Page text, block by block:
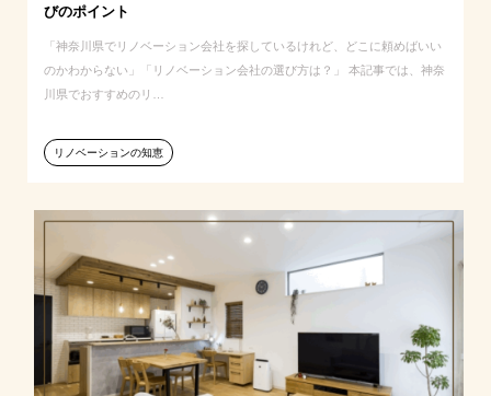
びのポイント
「神奈川県でリノベーション会社を探しているけれど、どこに頼めばいい
のかわからない」「リノベーション会社の選び方は？」 本記事では、神奈
川県でおすすめのリ…
リノベーションの知恵